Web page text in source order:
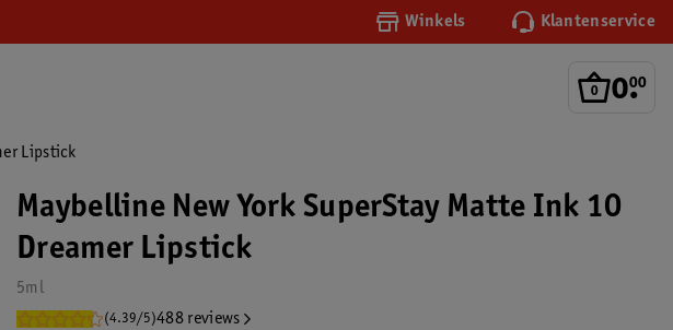
Winkels Klantenservice
0.
00
Lipstick
Maybelline New York SuperStay Matte Ink 10
Dreamer Lipstick
5ml
(4.39/5)488 reviews